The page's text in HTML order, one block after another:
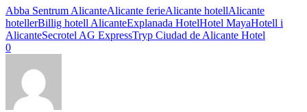
Abba Sentrum AlicanteAlicante ferieAlicante hotellAlicante
hotellerBillig hotell AlicanteExplanada HotelHotel MayaHotell i
AlicanteSecrotel AG ExpressTryp Ciudad de Alicante Hotel
0